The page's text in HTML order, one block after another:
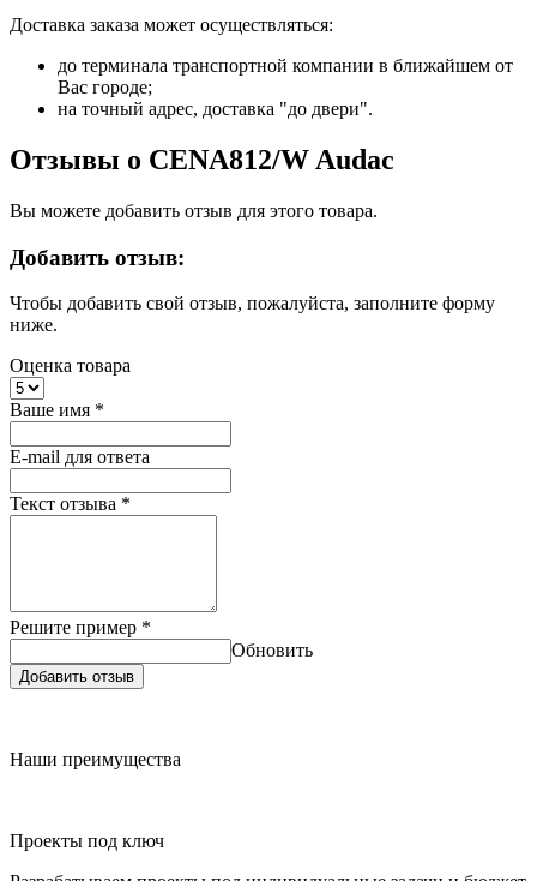
Доставка заказа может осуществляться:
до терминала транспортной компании в ближайшем от
Вас городе;
на точный адрес, доставка "до двери".
Отзывы о CENA812/W Audac
Вы можете добавить отзыв для этого товара.
Добавить отзыв:
Чтобы добавить свой отзыв, пожалуйста, заполните форму
ниже.
Оценка товара
Ваше имя *
E-mail для ответа
Текст отзыва *
Решите пример *
Обновить
Добавить отзыв
Наши преимущества
Проекты под ключ